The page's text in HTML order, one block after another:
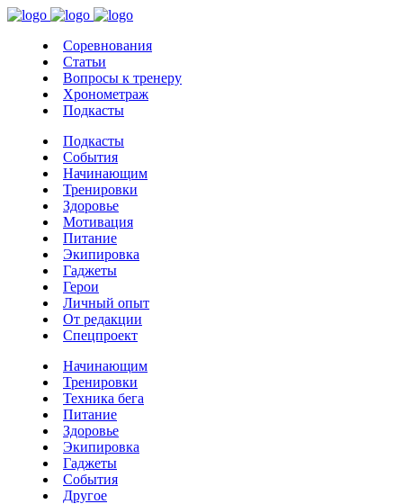
Соревнования
Статьи
Вопросы к тренеру
Хронометраж
Подкасты
Подкасты
События
Начинающим
Тренировки
Здоровье
Мотивация
Питание
Экипировка
Гаджеты
Герои
Личный опыт
От редакции
Спецпроект
Начинающим
Тренировки
Техника бега
Питание
Здоровье
Экипировка
Гаджеты
События
Другое